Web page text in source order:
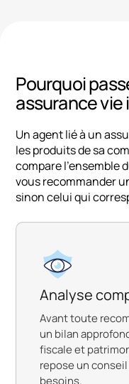
Pourquoi
assurance
Un agent lié à un
les produits de sa
compare l’ensemble
vous recommander
sinon celui qui
Analyse
Avant toute
un bilan
fiscale et
repose un
besoins.